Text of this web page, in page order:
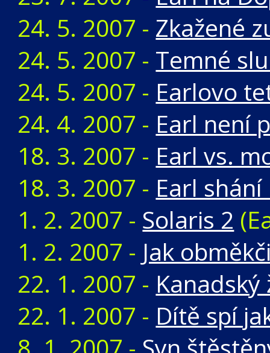
24. 5. 2007 - Zkažené
24. 5. 2007 - Temné
24. 5. 2007 - Earlovo
24. 4. 2007 - Earl není
18. 3. 2007 - Earl vs.
18. 3. 2007 - Earl
1. 2. 2007 - Solaris 2
1. 2. 2007 - Jak
22. 1. 2007 -
22. 1. 2007 - Dítě spí